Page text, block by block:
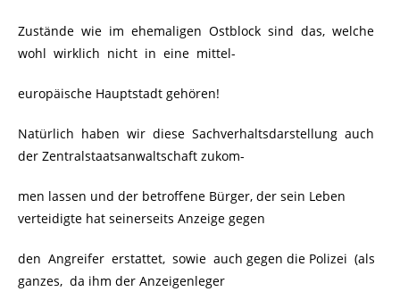
Zustände wie im ehemaligen Ostblock sind das, welche
wohl wirklich nicht in eine mittel-
europäische Hauptstadt gehören!
Natürlich haben wir diese Sachverhaltsdarstellung auch
der Zentralstaatsanwaltschaft zukom-
men lassen und der betroffene Bürger, der sein Leben
verteidigte hat seinerseits Anzeige gegen
den Angreifer erstattet, sowie auch gegen die Polizei (als
ganzes, da ihm der Anzeigenleger